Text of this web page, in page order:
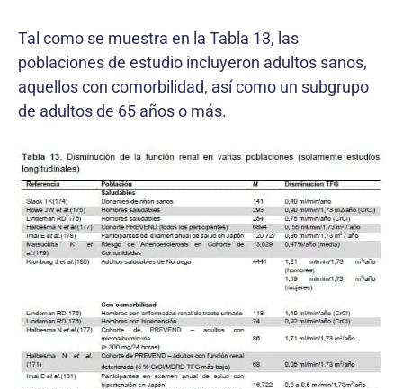
Tal como se muestra en la Tabla 13, las
poblaciones de estudio incluyeron adultos sanos,
aquellos con comorbilidad, así como un subgrupo
de adultos de 65 años o más.